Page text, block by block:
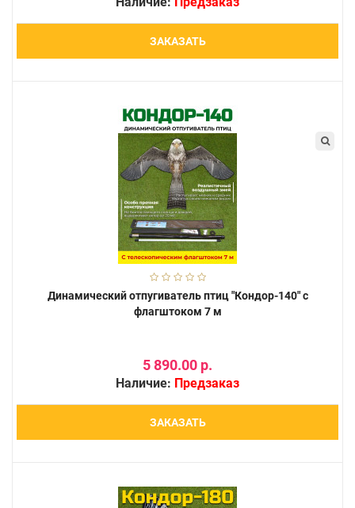
ЗАКАЗАТЬ
Динамический отпугиватель птиц "Кондор-140" с
флагштоком 7 м
5 890.00 р.
Наличие: Предзаказ
ЗАКАЗАТЬ